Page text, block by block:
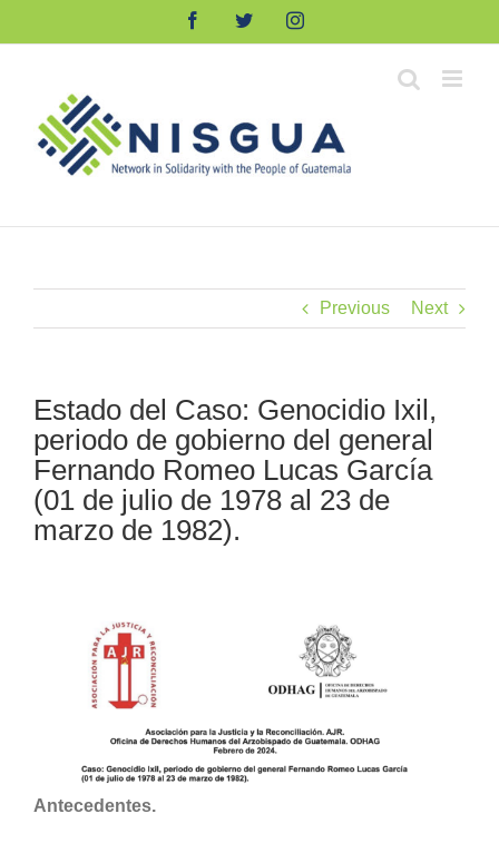
FacebookTwitterInstagram
Previous Next
Estado del Caso: Genocidio Ixil,
periodo de gobierno del general
Fernando Romeo Lucas García
(01 de julio de 1978 al 23 de
marzo de 1982).
Antecedentes.